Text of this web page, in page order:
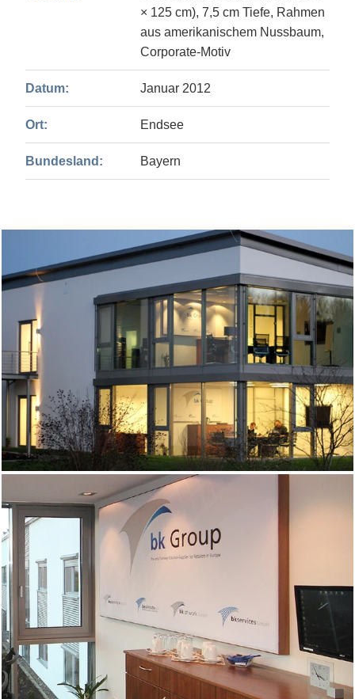
× 125 cm), 7,5 cm Tiefe, Rahmen
aus amerikanischem Nussbaum,
Corporate-Motiv
Datum: Januar 2012
Ort: Endsee
Bundesland: Bayern